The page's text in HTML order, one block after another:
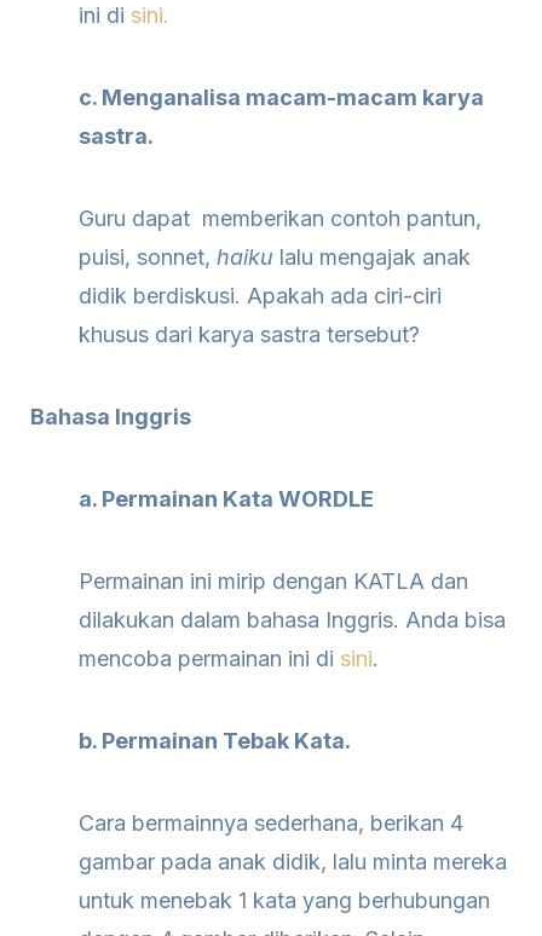
ini di sini.
c. Menganalisa macam-macam karya
sastra.
Guru dapat memberikan contoh pantun,
puisi, sonnet, haiku lalu mengajak anak
didik berdiskusi. Apakah ada ciri-ciri
khusus dari karya sastra tersebut?
Bahasa Inggris
a. Permainan Kata WORDLE
Permainan ini mirip dengan KATLA dan
dilakukan dalam bahasa Inggris. Anda bisa
mencoba permainan ini di sini.
b. Permainan Tebak Kata.
Cara bermainnya sederhana, berikan 4
gambar pada anak didik, lalu minta mereka
untuk menebak 1 kata yang berhubungan